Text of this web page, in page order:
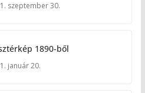
szeptember 30.
1890-ből
január 20.